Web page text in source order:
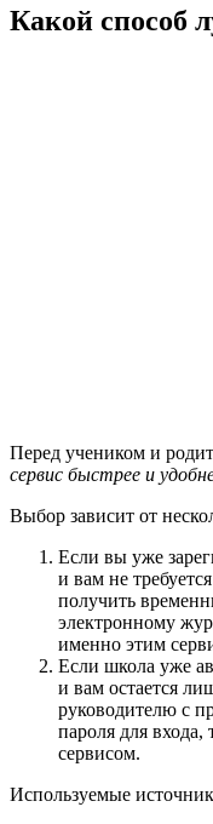
Какой способ
Перед учеником и
сервис быстрее и
Выбор зависит от
Если вы уже
и вам не
получить
электронному
именно этим
Если школа уже
и вам остается
руководителю с
пароля для входа,
сервисом.
Используемые